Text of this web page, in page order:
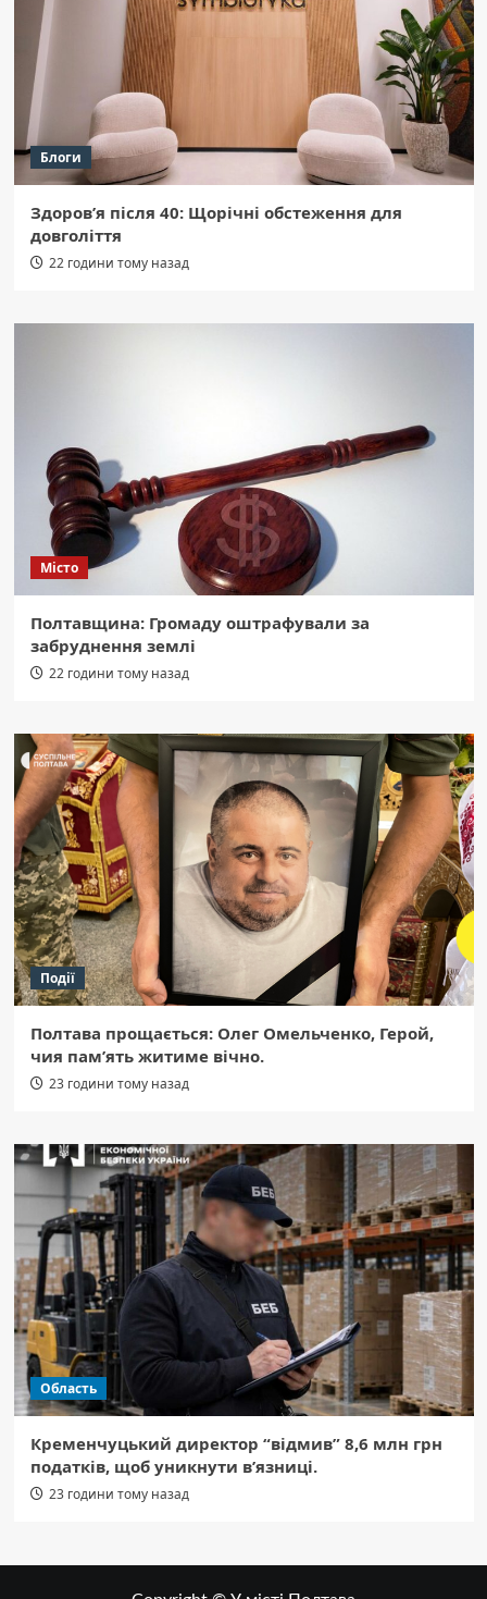
Блоги
Здоров’я після 40: Щорічні обстеження для
довголіття
22 години тому назад
Місто
Полтавщина: Громаду оштрафували за
забруднення землі
22 години тому назад
Події
Полтава прощається: Олег Омельченко, Герой,
чия пам’ять житиме вічно.
23 години тому назад
Область
Кременчуцький директор “відмив” 8,6 млн грн
податків, щоб уникнути в’язниці.
23 години тому назад